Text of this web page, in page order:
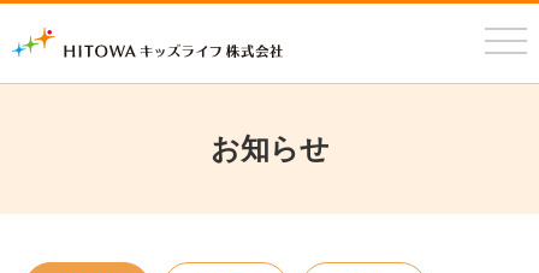
メニ
ュー
お知らせ